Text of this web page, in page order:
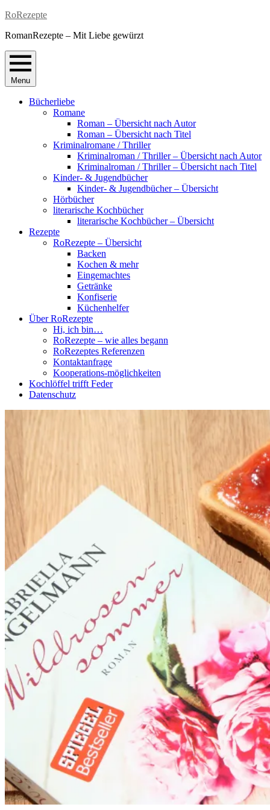
Skip
content
RoRezepte
RomanRezepte – Mit Liebe gewürzt
Menu
Bücherliebe
Romane
Roman – Übersicht nach Autor
Roman – Übersicht nach Titel
Kriminalromane / Thriller
Kriminalroman / Thriller – Übersicht nach Autor
Kriminalroman / Thriller – Übersicht nach Titel
Kinder- & Jugendbücher
Kinder- & Jugendbücher – Übersicht
Hörbücher
literarische Kochbücher
literarische Kochbücher – Übersicht
Rezepte
RoRezepte – Übersicht
Backen
Kochen & mehr
Eingemachtes
Getränke
Konfiserie
Küchenhelfer
Über RoRezepte
Hi, ich bin…
RoRezepte – wie alles begann
RoRezeptes Referenzen
Kontaktanfrage
Kooperations-möglichkeiten
Kochlöffel trifft Feder
Datenschutz